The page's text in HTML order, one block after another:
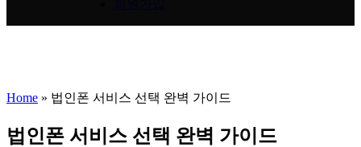
Home » 법인폰 서비스 선택 완벽 가이드
법인폰 서비스 선택 완벽 가이드